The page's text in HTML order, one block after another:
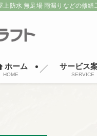
防水 無足場 雨漏りなどの修繕
ホーム
HOME
サービス
SERVICE